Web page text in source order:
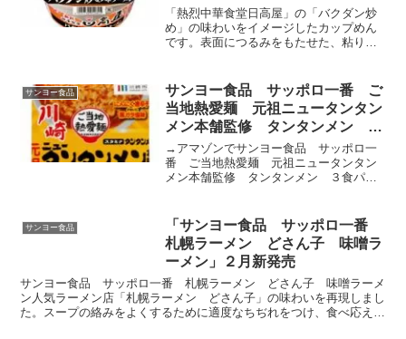
売）
「熱烈中華食堂日高屋」の「バクダン炒
め」の味わいをイメージしたカップめん
です。表面につるみをもたせた、粘りの
調理感のある豚肉のコクに野菜の旨みと
ラードで炒めた味わいが特...
サンヨー食品
サンヨー食品 サッポロ一番 ご
当地熱愛麺 元祖ニュータンタン
メン本舗監修 タンタンメン ３
食パック
→アマゾンでサンヨー食品 サッポロ一
番 ご当地熱愛麺 元祖ニュータンタン
メン本舗監修 タンタンメン ３食パッ
いを袋めんで再現しました。中細めんな
がらもしっかりとした張り...
サンヨー食品
「サンヨー食品 サッポロ一番
札幌ラーメン どさん子 味噌ラ
ーメン」２月新発売
サンヨー食品 サッポロ一番 札幌ラーメン どさん子 味噌ラーメ
ン人気ラーメン店「札幌ラーメン どさん子」の味わいを再現しまし
た。スープの絡みをよくするために適度なちぢれをつけ、食べ応えの